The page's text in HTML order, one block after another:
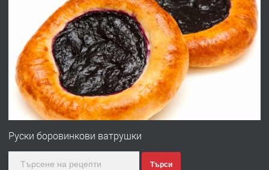
преди 21 часа
ПРЕДЛАГА
Давам обзаведено жилище за жена
без брокери 0889 537 426
ПРЕДЛАГА Под НАЕМ двустаен Орфей
Руски боровинкови ватрушки
Търси